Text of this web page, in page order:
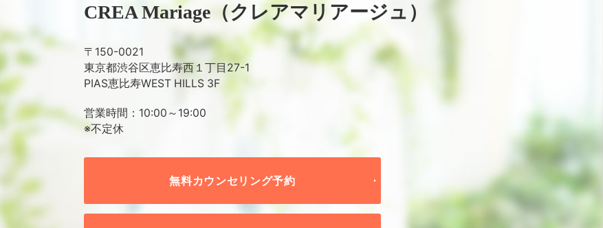
CREA Mariage （クレアマリアージュ）
〒150-0021
東京都渋谷区恵比寿西１丁目27-1
PIAS恵比寿WEST HILLS 3F
営業時間：10:00～19:00
※不定休
無料カウンセリング予約